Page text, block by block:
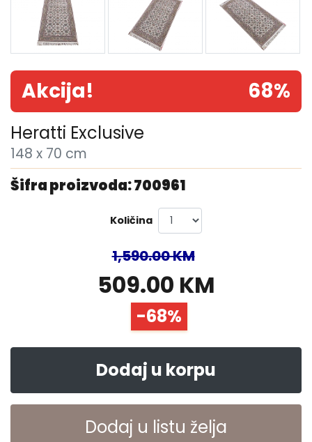
Akcija! 68%
Heratti Exclusive
148 x 70 cm
Šifra proizvoda: 700961
Količina
1,590.00 KM
509.00 KM
-68%
Dodaj u korpu
Dodaj u listu želja